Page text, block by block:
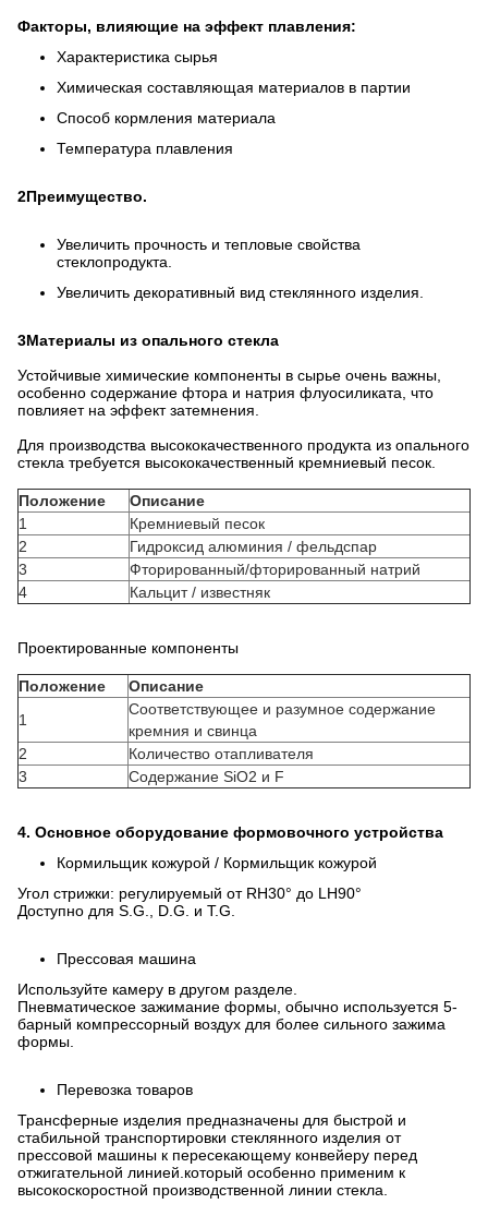
Факторы, влияющие на эффект плавления:
Характеристика сырья
Химическая составляющая материалов в партии
Способ кормления материала
Температура плавления
2Преимущество.
Увеличить прочность и тепловые свойства
стеклопродукта.
Увеличить декоративный вид стеклянного изделия.
3Материалы из опального стекла
Устойчивые химические компоненты в сырье очень важны,
особенно содержание фтора и натрия флуосиликата, что
повлияет на эффект затемнения.
Для производства высококачественного продукта из опального
стекла требуется высококачественный кремниевый песок.
Положение
Описание
1
Кремниевый песок
2
Гидроксид алюминия / фельдспар
3
Фторированный/фторированный натрий
4
Кальцит / известняк
Проектированные компоненты
Положение
Описание
1
Соответствующее и разумное содержание
кремния и свинца
2
Количество отапливателя
3
Содержание SiO2 и F
4. Основное оборудование формовочного устройства
Кормильщик кожурой / Кормильщик кожурой
Угол стрижки: регулируемый от RH30° до LH90°
Доступно для S.G., D.G. и T.G.
Прессовая машина
Используйте камеру в другом разделе.
Пневматическое зажимание формы, обычно используется 5-
барный компрессорный воздух для более сильного зажима
формы.
Перевозка товаров
Трансферные изделия предназначены для быстрой и
стабильной транспортировки стеклянного изделия от
прессовой машины к пересекающему конвейеру перед
отжигательной линией.который особенно применим к
высокоскоростной производственной линии стекла.